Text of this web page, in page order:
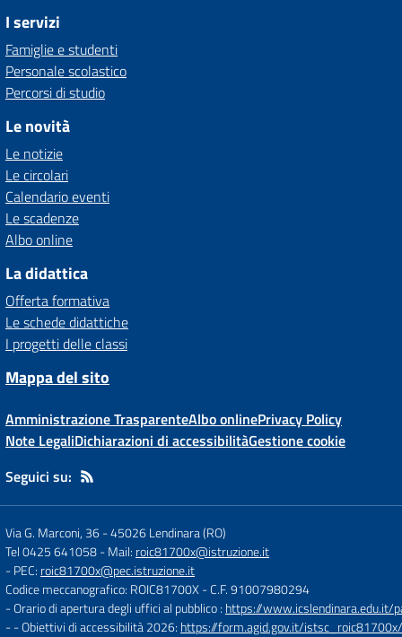
I servizi
Famiglie e studenti
Personale scolastico
Percorsi di studio
Le novità
Le notizie
Le circolari
Calendario eventi
Le scadenze
Albo online
La didattica
Offerta formativa
Le schede didattiche
I progetti delle classi
Mappa del sito
Amministrazione TrasparenteAlbo onlinePrivacy Policy
Note LegaliDichiarazioni di accessibilitàGestione cookie
Seguici su:
Via G. Marconi, 36-45026 Lendinara (RO)
Tel 0425 641058- Mail: roic81700x@istruzione.it
- PEC: roic81700x@pec.istruzione.it
Codice meccanografico: ROIC81700X- C.F. 91007980294
- Orario di apertura degli uffici al pubblico : https://www.icslendinara.edu.it/
- - Obiettivi di accessibilità 2026: https://form.agid.gov.it/